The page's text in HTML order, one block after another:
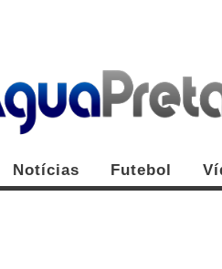
Notícias Futebol